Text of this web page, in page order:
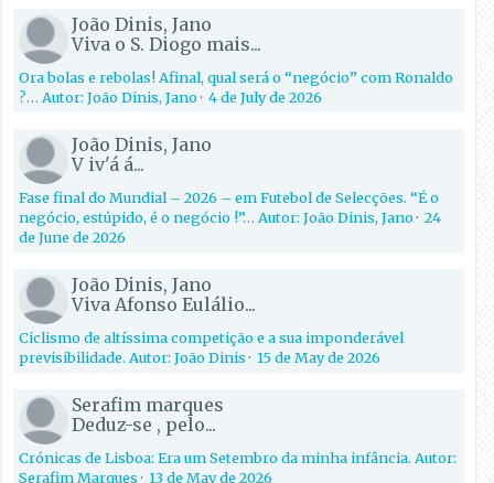
João Dinis, Jano
Viva o S. Diogo mais...
Ora bolas e rebolas! Afinal, qual será o “negócio” com Ronaldo
?… Autor: João Dinis, Jano·4 de July de 2026
João Dinis, Jano
V iv'á á...
Fase final do Mundial – 2026 – em Futebol de Selecções. “É o
negócio, estúpido, é o negócio !”… Autor: João Dinis, Jano·24
de June de 2026
João Dinis, Jano
Viva Afonso Eulálio...
Ciclismo de altíssima competição e a sua imponderável
previsibilidade. Autor: João Dinis·15 de May de 2026
Serafim marques
Deduz-se , pelo...
Crónicas de Lisboa: Era um Setembro da minha infância. Autor:
Serafim Marques·13 de May de 2026